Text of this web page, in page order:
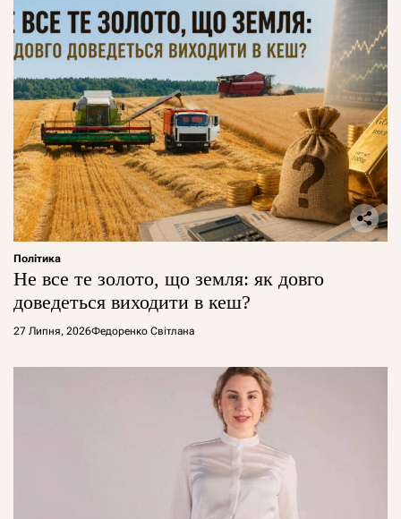
Політика
Не все те золото, що земля: як довго
доведеться виходити в кеш?
27 Липня, 2026Федоренко Світлана